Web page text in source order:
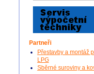
Partneři
Přestavby a montáž
LPG
Sběrné suroviny a